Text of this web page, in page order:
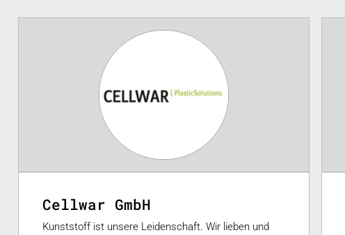
Cellwar GmbH
Kunststoff ist unsere Leidenschaft. Wir lieben und